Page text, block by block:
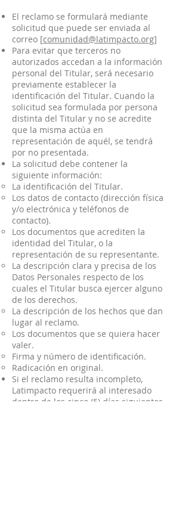
El reclamo se formulará mediante
solicitud que puede ser enviada al
correo [comunidad@latimpacto.org]
Para evitar que terceros no
autorizados accedan a la información
personal del Titular, será necesario
previamente establecer la
identificación del Titular. Cuando la
solicitud sea formulada por persona
distinta del Titular y no se acredite
que la misma actúa en
representación de aquél, se tendrá
por no presentada.
La solicitud debe contener la
siguiente información:
La identificación del Titular.
Los datos de contacto (dirección física
y/o electrónica y teléfonos de
contacto).
Los documentos que acrediten la
identidad del Titular, o la
representación de su representante.
La descripción clara y precisa de los
Datos Personales respecto de los
cuales el Titular busca ejercer alguno
de los derechos.
La descripción de los hechos que dan
lugar al reclamo.
Los documentos que se quiera hacer
valer.
Firma y número de identificación.
Radicación en original.
Si el reclamo resulta incompleto,
Latimpacto requerirá al interesado
dentro de los cinco (5) días siguientes